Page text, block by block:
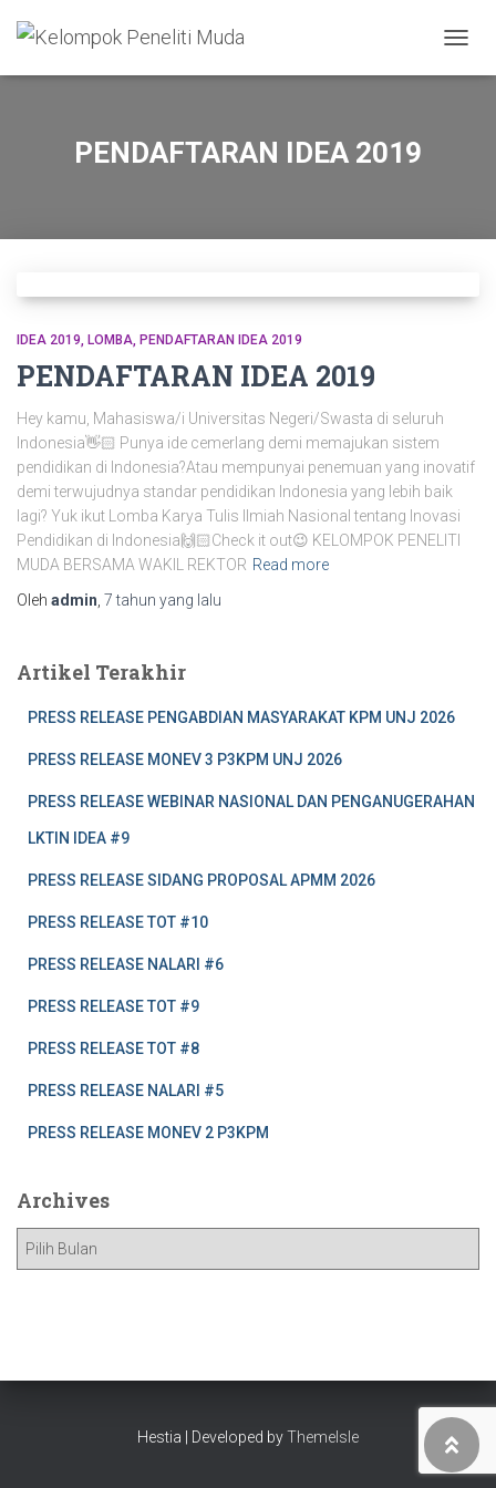
PENDAFTARAN IDEA 2019
IDEA 2019 LOMBA PENDAFTARAN IDEA 2019
PENDAFTARAN IDEA 2019
Hey kamu, Mahasiswa/i Universitas Negeri/Swasta di seluruh
Indonesia👋🏻 Punya ide cemerlang demi memajukan sistem
pendidikan di Indonesia?Atau mempunyai penemuan yang inovatif
demi terwujudnya standar pendidikan Indonesia yang lebih baik
lagi? Yuk ikut Lomba Karya Tulis Ilmiah Nasional tentang Inovasi
Pendidikan di Indonesia🙌🏻Check it out😉 KELOMPOK PENELITI
MUDA BERSAMA WAKIL REKTOR Read more
Oleh admin 7 tahun yang lalu
Artikel Terakhir
PRESS RELEASE PENGABDIAN MASYARAKAT KPM UNJ 2026
PRESS RELEASE MONEV 3 P3KPM UNJ 2026
PRESS RELEASE WEBINAR NASIONAL DAN PENGANUGERAHAN
LKTIN IDEA #9
PRESS RELEASE SIDANG PROPOSAL APMM 2026
PRESS RELEASE TOT #10
PRESS RELEASE NALARI #6
PRESS RELEASE TOT #9
PRESS RELEASE TOT #8
PRESS RELEASE NALARI #5
PRESS RELEASE MONEV 2 P3KPM
Archives
e
Hestia | Developed byThemeIsle